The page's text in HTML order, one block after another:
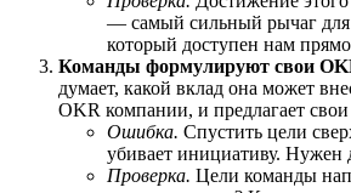
— самый сильный рычаг для
который доступен нам прямо
Команды формулируют свои
думает, какой вклад она может
OKR компании, и предлагает
Ошибка. Спустить цели
убивает инициативу. Нужен
Проверка. Цели команды